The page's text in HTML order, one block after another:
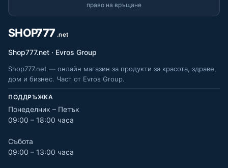
право на връщане
Shop777.net · Evros Group
Shop777.net — онлайн магазин за продукти за красота, здраве,
дом и бизнес. Част от Evros Group.
ПОДДРЪЖКА
Понеделник – Петък
09:00 – 18:00 часа
Събота
09:00 – 13:00 часа